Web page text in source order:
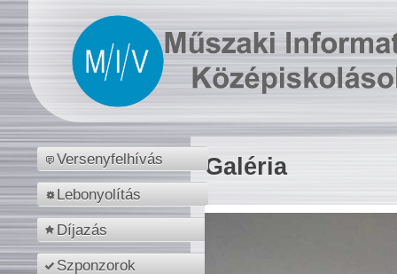
Versenyfelhívás
Lebonyolítás
Díjazás
Szponzorok
Galéria